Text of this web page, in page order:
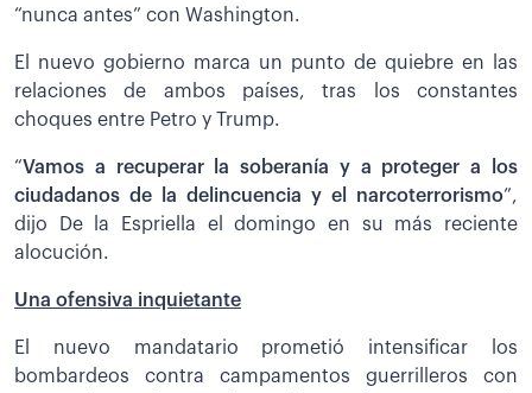
“nunca antes” con Washington.
El nuevo gobierno marca un punto de quiebre en las
relaciones de ambos países, tras los constantes
choques entre Petro y Trump.
“Vamos a recuperar la soberanía y a proteger a los
ciudadanos de la delincuencia y el narcoterrorismo”,
dijo De la Espriella el domingo en su más reciente
alocución.
Una ofensiva inquietante
El nuevo mandatario prometió intensificar los
bombardeos contra campamentos guerrilleros con